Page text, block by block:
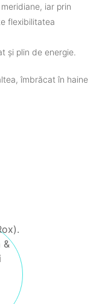
iar prin
flexibilitatea
și plin de energie.
îmbrăcat în haine